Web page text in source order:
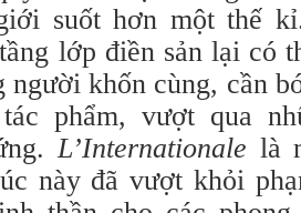
suốt hơn một thế
lớp điền sản lại có
người khốn cùng, cần
phẩm, vượt qua
L’Internationale là
này đã vượt khỏi